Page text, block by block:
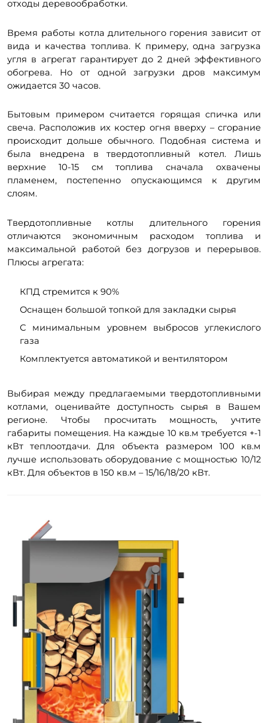
отходы деревообработки.
Время работы котла длительного горения зависит от
вида и качества топлива. К примеру, одна загрузка
угля в агрегат гарантирует до 2 дней эффективного
обогрева. Но от одной загрузки дров максимум
ожидается 30 часов.
Бытовым примером считается горящая спичка или
свеча. Расположив их костер огня вверху – сгорание
происходит дольше обычного. Подобная система и
была внедрена в твердотопливный котел. Лишь
верхние 10-15 см топлива сначала охвачены
пламенем, постепенно опускающимся к другим
слоям.
Твердотопливные котлы длительного горения
отличаются экономичным расходом топлива и
максимальной работой без догрузов и перерывов.
Плюсы агрегата:
КПД стремится к 90%
Оснащен большой топкой для закладки сырья
С минимальным уровнем выбросов углекислого
газа
Комплектуется автоматикой и вентилятором
Выбирая между предлагаемыми твердотопливными
котлами, оценивайте доступность сырья в Вашем
регионе. Чтобы просчитать мощность, учтите
габариты помещения. На каждые 10 кв.м требуется +-1
кВт теплоотдачи. Для объекта размером 100 кв.м
лучше использовать оборудование с мощностью 10/12
кВт. Для объектов в 150 кв.м – 15/16/18/20 кВт.